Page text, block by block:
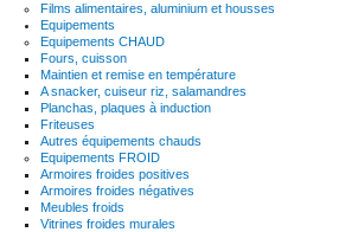
Films alimentaires, aluminium et housses
Equipements
Equipements CHAUD
Fours, cuisson
Maintien et remise en température
A snacker, cuiseur riz, salamandres
Planchas, plaques à induction
Friteuses
Autres équipements chauds
Equipements FROID
Armoires froides positives
Armoires froides négatives
Meubles froids
Vitrines froides murales